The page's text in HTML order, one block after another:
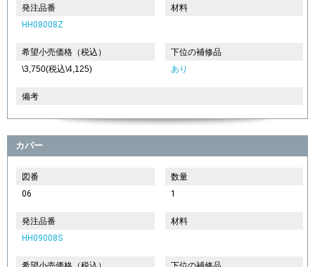
発注品番
HH08008Z
材料
希望小売価格（税込）
\3,750(税込\4,125)
下位の補修品
あり
備考
カバー
図番
06
数量
1
発注品番
HH09008S
材料